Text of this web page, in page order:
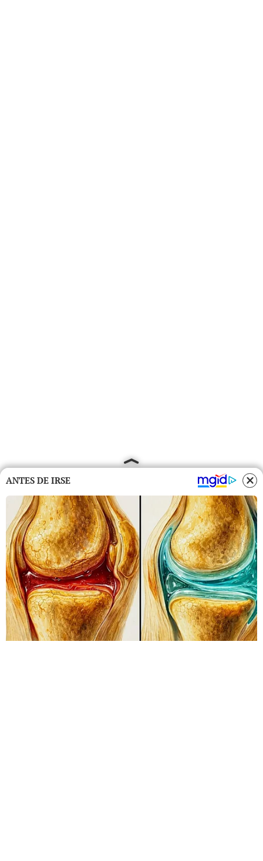
ANTES DE IRSE